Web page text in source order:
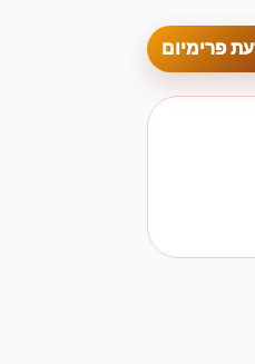
פרימיום